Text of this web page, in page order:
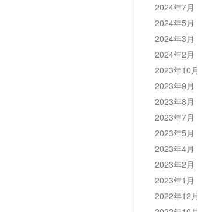
2024年7月
2024年5月
2024年3月
2024年2月
2023年10月
2023年9月
2023年8月
2023年7月
2023年5月
2023年4月
2023年2月
2023年1月
2022年12月